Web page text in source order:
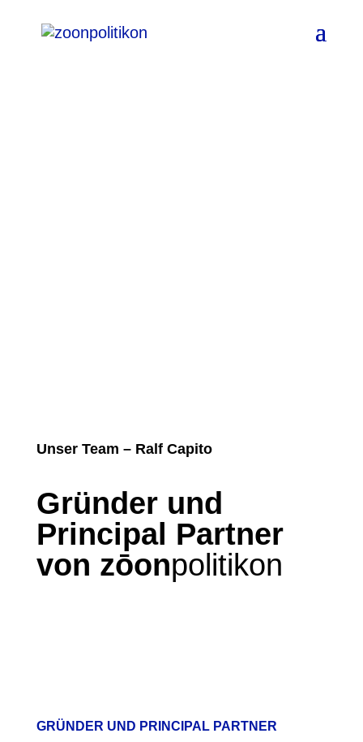
Unser Team – Ralf Capito
Gründer und
Principal Partner
von zōonpolitikon
GRÜNDER UND PRINCIPAL PARTNER